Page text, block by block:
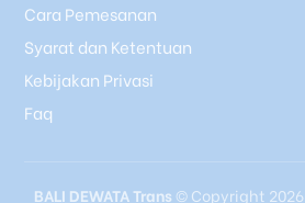
Cara Pemesanan
Syarat dan Ketentuan
Kebijakan Privasi
Faq
BALI DEWATA Trans © Copyright